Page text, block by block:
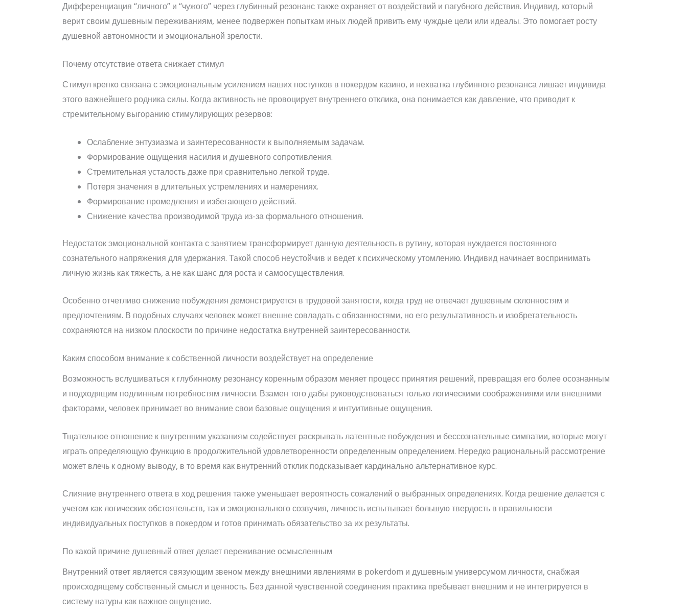
Дифференциация “личного” и “чужого” через глубинный резонанс также охраняет от воздействий и пагубного действия. Индивид, который
верит своим душевным переживаниям, менее подвержен попыткам иных людей привить ему чуждые цели или идеалы. Это помогает росту
душевной автономности и эмоциональной зрелости.
Почему отсутствие ответа снижает стимул
Стимул крепко связана с эмоциональным усилением наших поступков в покердом казино, и нехватка глубинного резонанса лишает индивида
этого важнейшего родника силы. Когда активность не провоцирует внутреннего отклика, она понимается как давление, что приводит к
стремительному выгоранию стимулирующих резервов:
Ослабление энтузиазма и заинтересованности к выполняемым задачам.
Формирование ощущения насилия и душевного сопротивления.
Стремительная усталость даже при сравнительно легкой труде.
Потеря значения в длительных устремлениях и намерениях.
Формирование промедления и избегающего действий.
Снижение качества производимой труда из-за формального отношения.
Недостаток эмоциональной контакта с занятием трансформирует данную деятельность в рутину, которая нуждается постоянного
сознательного напряжения для удержания. Такой способ неустойчив и ведет к психическому утомлению. Индивид начинает воспринимать
личную жизнь как тяжесть, а не как шанс для роста и самоосуществления.
Особенно отчетливо снижение побуждения демонстрируется в трудовой занятости, когда труд не отвечает душевным склонностям и
предпочтениям. В подобных случаях человек может внешне совладать с обязанностями, но его результативность и изобретательность
сохраняются на низком плоскости по причине недостатка внутренней заинтересованности.
Каким способом внимание к собственной личности воздействует на определение
Возможность вслушиваться к глубинному резонансу коренным образом меняет процесс принятия решений, превращая его более осознанным
и подходящим подлинным потребностям личности. Взамен того дабы руководствоваться только логическими соображениями или внешними
факторами, человек принимает во внимание свои базовые ощущения и интуитивные ощущения.
Тщательное отношение к внутренним указаниям содействует раскрывать латентные побуждения и бессознательные симпатии, которые могут
играть определяющую функцию в продолжительной удовлетворенности определенным определением. Нередко рациональный рассмотрение
может влечь к одному выводу, в то время как внутренний отклик подсказывает кардинально альтернативное курс.
Слияние внутреннего ответа в ход решения также уменьшает вероятность сожалений о выбранных определениях. Когда решение делается с
учетом как логических обстоятельств, так и эмоционального созвучия, личность испытывает большую твердость в правильности
индивидуальных поступков в покердом и готов принимать обязательство за их результаты.
По какой причине душевный ответ делает переживание осмысленным
Внутренний ответ является связующим звеном между внешними явлениями в pokerdom и душевным универсумом личности, снабжая
происходящему собственный смысл и ценность. Без данной чувственной соединения практика пребывает внешним и не интегрируется в
систему натуры как важное ощущение.